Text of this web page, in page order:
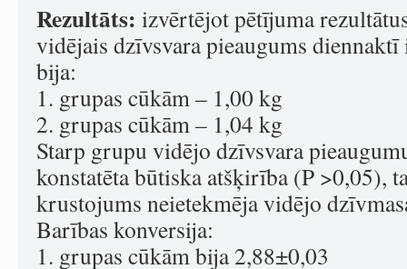
Rezultāts: izvērtējot pētījuma
vidējais dzīvsvara pieaugums
bija:
1. grupas cūkām – 1,00 kg
2. grupas cūkām – 1,04 kg
Starp grupu vidējo dzīvsvara
konstatēta būtiska atšķirība (P >0,05),
krustojums neietekmēja vidējo
Barības konversija:
1. grupas cūkām bija 2,88±0,03